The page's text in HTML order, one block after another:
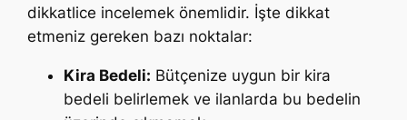
dikkatlice incelemek önemlidir. İşte dikkat
etmeniz gereken bazı noktalar:
Kira Bedeli: Bütçenize uygun bir kira
bedeli belirlemek ve ilanlarda bu bedelin